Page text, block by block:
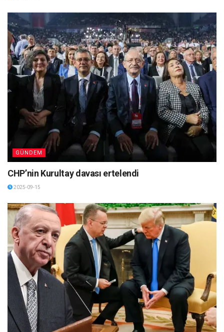
GÜNDEM
CHP’nin Kurultay davası ertelendi
2025-09-15